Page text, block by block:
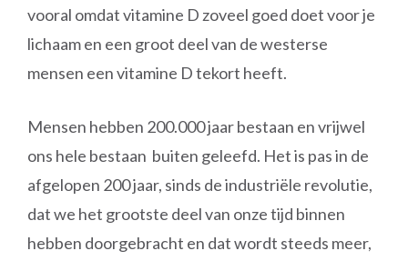
vooral omdat vitamine D zoveel goed doet voor je
lichaam en een groot deel van de westerse
mensen een vitamine D tekort heeft.
Mensen hebben 200.000 jaar bestaan ​​en vrijwel
ons hele bestaan ​ buiten geleefd. Het is pas in de
afgelopen 200 jaar, sinds de industriële revolutie,
dat we het grootste deel van onze tijd binnen
hebben doorgebracht en dat wordt steeds meer,